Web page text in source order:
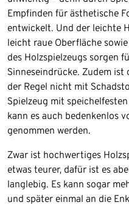
Empfinden für ästhetische
entwickelt. Und der leichte
leicht raue Oberfläche
des Holzspielzeugs sorgen
Sinneseindrücke. Zudem
der Regel nicht mit
Spielzeug mit
kann es auch bedenkenlos
genommen werden.
Zwar ist hochwertiges
etwas teurer, dafür ist es
langlebig. Es kann sogar
und später einmal an die